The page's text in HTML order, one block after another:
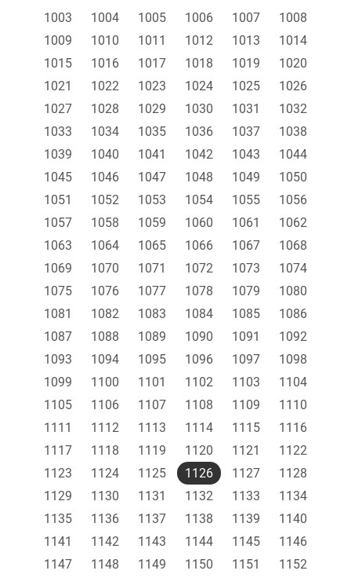
1003
1004 1005 1006 1007
1008
1009
1010 1011 1012 1013
1014
1015
1016 1017 1018 1019
1020
1021
1022 1023 1024 1025
1026
1027
1028 1029 1030 1031
1032
1033
1034 1035 1036 1037
1038
1039
1040 1041 1042 1043
1044
1045
1046 1047 1048 1049
1050
1051
1052 1053 1054 1055
1056
1057
1058 1059 1060 1061
1062
1063
1064 1065 1066 1067
1068
1069
1070 1071 1072 1073
1074
1075
1076 1077 1078 1079
1080
1081
1082 1083 1084 1085
1086
1087
1088 1089 1090 1091
1092
1093
1094 1095 1096 1097
1098
1099
1100 1101 1102 1103
1104
1105
1106 1107 1108 1109
1110
1111
1112 1113 1114 1115
1116
1117
1118 1119 1120 1121
1122
1123
1124 1125 1126 1127
1128
1129
1130 1131 1132 1133
1134
1135
1136 1137 1138 1139
1140
1141
1142 1143 1144 1145
1146
1147
1148 1149 1150 1151 1152